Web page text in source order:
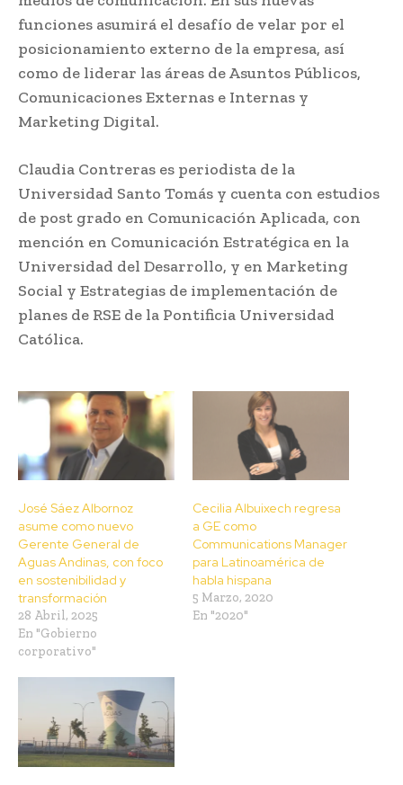
funciones asumirá el desafío de velar por el
posicionamiento externo de la empresa, así
como de liderar las áreas de Asuntos Públicos,
Comunicaciones Externas e Internas y
Marketing Digital.
Claudia Contreras es periodista de la
Universidad Santo Tomás y cuenta con estudios
de post grado en Comunicación Aplicada, con
mención en Comunicación Estratégica en la
Universidad del Desarrollo, y en Marketing
Social y Estrategias de implementación de
planes de RSE de la Pontificia Universidad
Católica.
José Sáez Albornoz
asume como nuevo
Gerente General de
Aguas Andinas, con foco
en sostenibilidad y
transformación
28 Abril, 2025
En "Gobierno
corporativo"
Cecilia Albuixech regresa
a GE como
Communications Manager
para Latinoamérica de
habla hispana
5 Marzo, 2020
En "2020"